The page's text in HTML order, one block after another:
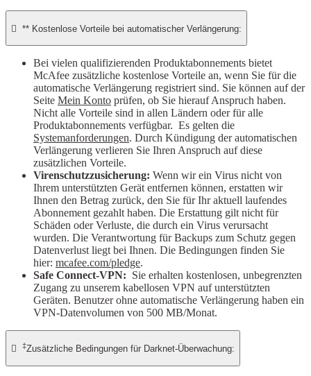
 ** Kostenlose Vorteile bei automatischer Verlängerung:
Bei vielen qualifizierenden Produktabonnements bietet
McAfee zusätzliche kostenlose Vorteile an, wenn Sie für die
automatische Verlängerung registriert sind. Sie können auf der
Seite Mein Konto prüfen, ob Sie hierauf Anspruch haben.
Nicht alle Vorteile sind in allen Ländern oder für alle
Produktabonnements verfügbar. Es gelten die
Systemanforderungen. Durch Kündigung der automatischen
Verlängerung verlieren Sie Ihren Anspruch auf diese
zusätzlichen Vorteile.
Virenschutzzusicherung: Wenn wir ein Virus nicht von
Ihrem unterstützten Gerät entfernen können, erstatten wir
Ihnen den Betrag zurück, den Sie für Ihr aktuell laufendes
Abonnement gezahlt haben. Die Erstattung gilt nicht für
Schäden oder Verluste, die durch ein Virus verursacht
wurden. Die Verantwortung für Backups zum Schutz gegen
Datenverlust liegt bei Ihnen. Die Bedingungen finden Sie
hier: mcafee.com/pledge.
Safe Connect-VPN: Sie erhalten kostenlosen, unbegrenzten
Zugang zu unserem kabellosen VPN auf unterstützten
Geräten. Benutzer ohne automatische Verlängerung haben ein
VPN-Datenvolumen von 500 MB/Monat.
 ‡Zusätzliche Bedingungen für Darknet-Überwachung: